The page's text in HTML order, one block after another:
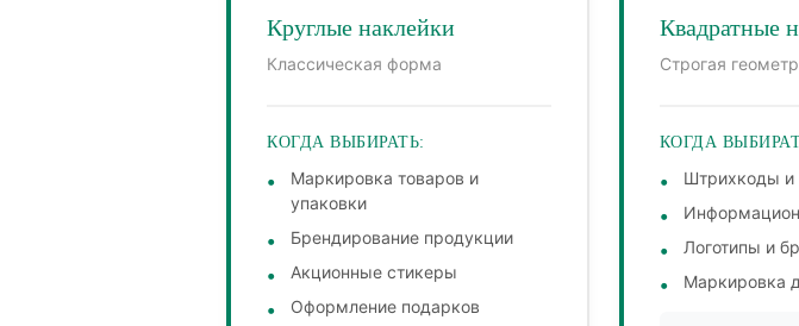
Круглые наклейки
Классическая форма
КОГДА ВЫБИРАТЬ:
Маркировка товаров и
упаковки
Брендирование продукции
Акционные стикеры
Оформление подарков
Квадратные
Строгая
КОГДА
Штрихкоды и
Логотипы и
Маркировка